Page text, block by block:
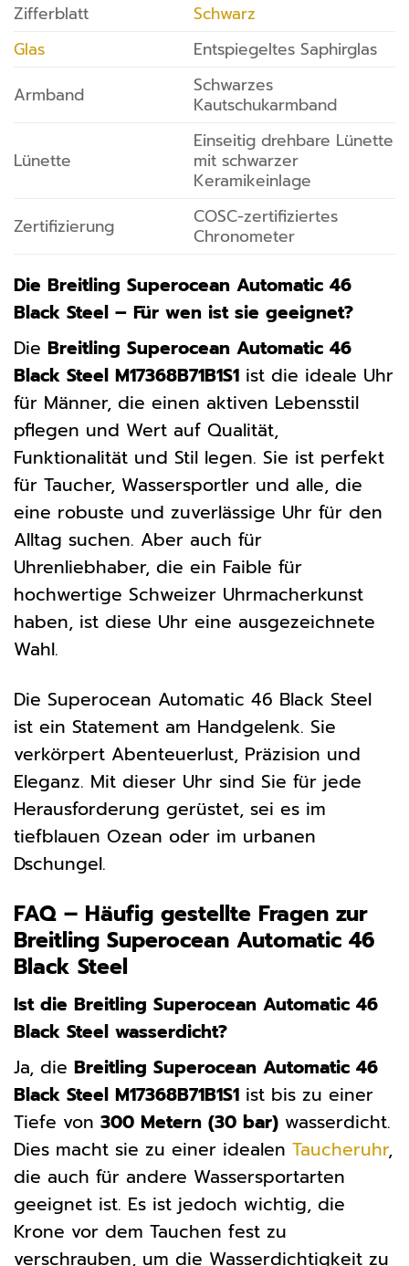
Zifferblatt
Schwarz
Glas
Entspiegeltes Saphirglas
Armband
Schwarzes
Kautschukarmband
Lünette
Einseitig drehbare Lünette
mit schwarzer
Keramikeinlage
Zertifizierung
COSC-zertifiziertes
Chronometer
Die Breitling Superocean Automatic 46
Black Steel – Für wen ist sie geeignet?
Die Breitling Superocean Automatic 46
Black Steel M17368B71B1S1 ist die ideale Uhr
für Männer, die einen aktiven Lebensstil
pflegen und Wert auf Qualität,
Funktionalität und Stil legen. Sie ist perfekt
für Taucher, Wassersportler und alle, die
eine robuste und zuverlässige Uhr für den
Alltag suchen. Aber auch für
Uhrenliebhaber, die ein Faible für
hochwertige Schweizer Uhrmacherkunst
haben, ist diese Uhr eine ausgezeichnete
Wahl.
Die Superocean Automatic 46 Black Steel
ist ein Statement am Handgelenk. Sie
verkörpert Abenteuerlust, Präzision und
Eleganz. Mit dieser Uhr sind Sie für jede
Herausforderung gerüstet, sei es im
tiefblauen Ozean oder im urbanen
Dschungel.
FAQ – Häufig gestellte Fragen zur
Breitling Superocean Automatic 46
Black Steel
Ist die Breitling Superocean Automatic 46
Black Steel wasserdicht?
Ja, die Breitling Superocean Automatic 46
Black Steel M17368B71B1S1 ist bis zu einer
Tiefe von 300 Metern (30 bar) wasserdicht.
Dies macht sie zu einer idealen Taucheruhr,
die auch für andere Wassersportarten
geeignet ist. Es ist jedoch wichtig, die
Krone vor dem Tauchen fest zu
verschrauben, um die Wasserdichtigkeit zu